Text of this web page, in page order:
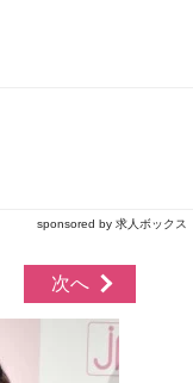
sponsored by 求人ボックス
次へ